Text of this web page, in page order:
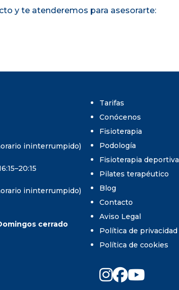
y te atenderemos para asesorarte:
ininterrumpido)
ininterrumpido)
cerrado
Tarifas
Conócenos
Fisioterapia
Podología
Fisioterapia deportiva
Pilates terapéutico
Blog
Contacto
Aviso Legal
Política de privacidad
Política de cookies